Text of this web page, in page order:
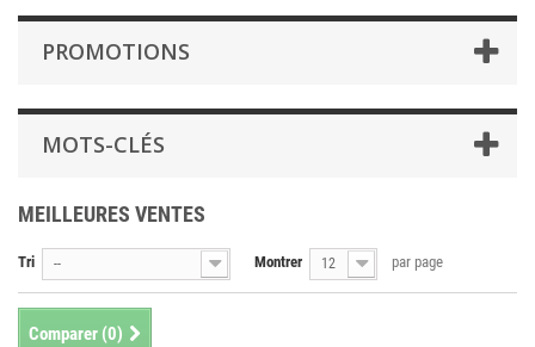
PROMOTIONS
MOTS-CLÉS
MEILLEURES VENTES
Tri -- Montrer 12 par page
Comparer (0)